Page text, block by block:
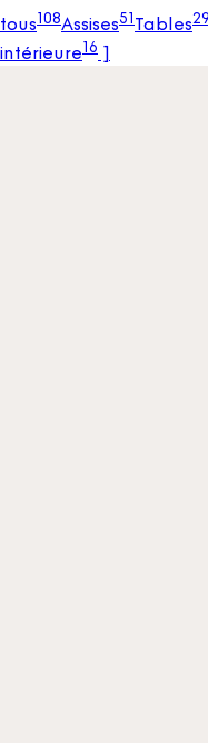
tous108Assises51 Tables29
intérieure16 ]